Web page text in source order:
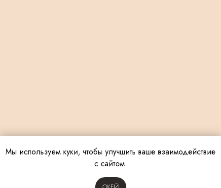
Мы используем куки, чтобы улучшить ваше взаимодействие
с сайтом.